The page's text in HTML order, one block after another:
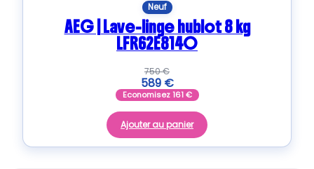
Neuf
AEG | Lave-linge hublot 8 kg
LFR62E814O
750€
589 €
Economisez161€
Ajouter au panier